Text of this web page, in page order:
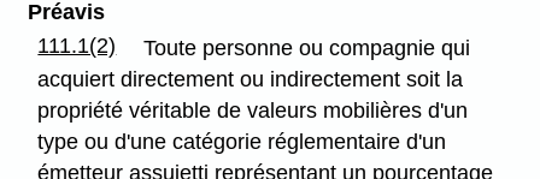
Préavis
111.1(2)
Toute personne ou compagnie qui
acquiert directement ou indirectement soit la
propriété véritable de valeurs mobilières d'un
type ou d'une catégorie réglementaire d'un
émetteur assujetti représentant un pourcentage